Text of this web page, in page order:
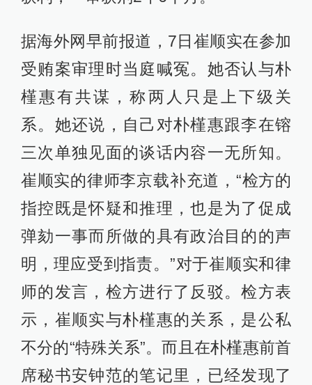
据海外网早前报道，7日崔顺实在参加
受贿案审理时当庭喊冤。她否认与朴
槿惠有共谋，称两人只是上下级关
系。她还说，自己对朴槿惠跟李在镕
三次单独见面的谈话内容一无所知。
崔顺实的律师李京载补充道，“检方的
指控既是怀疑和推理，也是为了促成
弹劾一事而所做的具有政治目的的声
明，理应受到指责。”对于崔顺实和律
师的发言，检方进行了反驳。检方表
示，崔顺实与朴槿惠的关系，是公私
不分的“特殊关系”。而且在朴槿惠前首
席秘书安钟范的笔记里，已经发现了